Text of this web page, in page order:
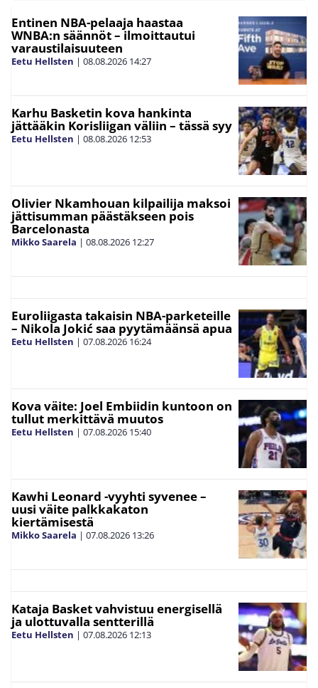
Entinen NBA-pelaaja haastaa
WNBA:n säännöt – ilmoittautui
varaustilaisuuteen
Eetu Hellsten | 08.08.2026 14:27
Karhu Basketin kova hankinta
jättääkin Korisliigan väliin – tässä syy
Eetu Hellsten | 08.08.2026 12:53
Olivier Nkamhouan kilpailija maksoi
jättisumman päästäkseen pois
Barcelonasta
Mikko Saarela | 08.08.2026 12:27
Euroliigasta takaisin NBA-parketeille
– Nikola Jokić saa pyytämäänsä apua
Eetu Hellsten | 07.08.2026 16:24
Kova väite: Joel Embiidin kuntoon on
tullut merkittävä muutos
Eetu Hellsten | 07.08.2026 15:40
Kawhi Leonard -vyyhti syvenee –
uusi väite palkkakaton
kiertämisestä
Mikko Saarela | 07.08.2026 13:26
Kataja Basket vahvistuu energisellä
ja ulottuvalla sentterillä
Eetu Hellsten | 07.08.2026 12:13